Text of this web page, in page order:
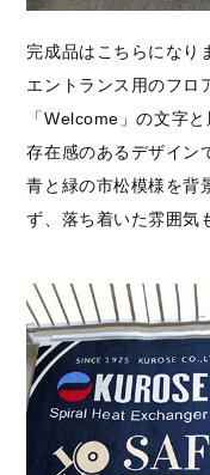
完成品はこちらになり
エントランス用のフロ
「Welcome」の文字
存在感のあるデザイン
青と緑の市松模様を背
ず、落ち着いた雰囲気